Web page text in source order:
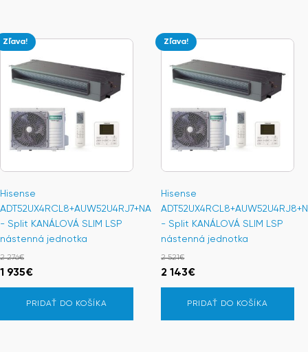
Zľava!
Hisense
ADT52UX4RCL8+AUW52U4RJ7+NA
- Split KANÁLOVÁ SLIM LSP
nástenná jednotka
2 276€
Pôvodná
cena
bola:
2
1 935€Aktuálna
cena
je:
1
PRIDAŤ DO KOŠÍKA
Zľava!
Hisense
- Split KANÁLOVÁ SLIM LSP
nástenná jednotka
2 521€
Pôvodná
cena
bola:
2
2 143€Aktuálna
cena
je:
2
PRIDAŤ DO KOŠÍKA